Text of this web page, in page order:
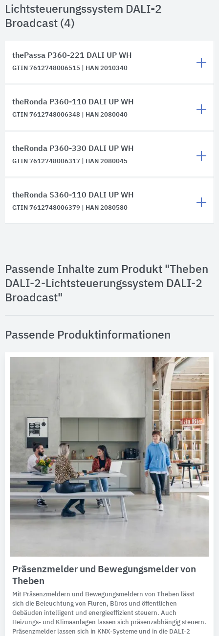
Lichtsteuerungssystem DALI-2
Broadcast (4)
thePassa P360-221 DALI UP WH
GTIN 7612748006515 | HAN 2010340
theRonda P360-110 DALI UP WH
GTIN 7612748006348 | HAN 2080040
theRonda P360-330 DALI UP WH
GTIN 7612748006317 | HAN 2080045
theRonda S360-110 DALI UP WH
GTIN 7612748006379 | HAN 2080580
Passende Inhalte zum Produkt "Theben
DALI-2-Lichtsteuerungssystem DALI-2
Broadcast"
Passende Produktinformationen
Präsenzmelder und Bewegungsmelder von
Theben
Mit Präsenzmeldern und Bewegungsmeldern von Theben lässt
sich die Beleuchtung von Fluren, Büros und öffentlichen
Gebäuden intelligent und energieeffizient steuern. Auch
Heizungs- und Klimaanlagen lassen sich präsenzabhängig steuern.
Präsenzmelder lassen sich in KNX-Systeme und in die DALI-2